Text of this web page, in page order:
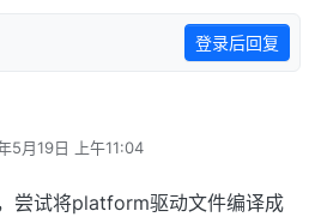
登录后回复
5月19日 上午11:04
尝试将platform驱动文件编译成